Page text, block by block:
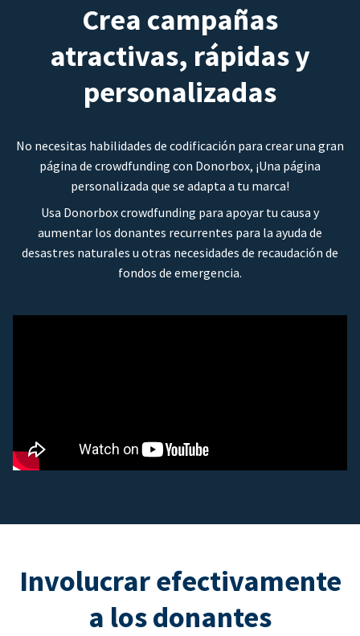
Crea campañas
atractivas, rápidas y
personalizadas
No necesitas habilidades de codificación para crear una gran
página de crowdfunding con Donorbox, ¡Una página
personalizada que se adapta a tu marca!
Usa Donorbox crowdfunding para apoyar tu causa y
aumentar los donantes recurrentes para la ayuda de
desastres naturales u otras necesidades de recaudación de
fondos de emergencia.
Involucrar efectivamente
a los donantes